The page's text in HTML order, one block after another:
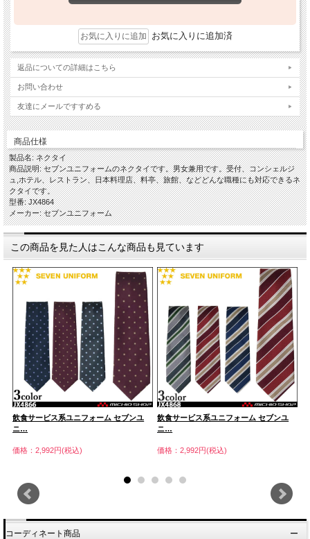
お気に入りに追加済
返品についての詳細はこちら
お問い合わせ
友達にメールですすめる
商品仕様
製品名: ネクタイ
商品説明: セブンユニフォームのネクタイです。男女兼用です。受付、コンシェルジ
ュ,ホテル、レストラン、日本料理店、料亭、旅館、などどんな職種にも対応できるネ
クタイです。
型番: JX4864
メーカー: セブンユニフォーム
この商品を見た人はこんな商品も見ています
飲食サービス系ユニフォーム セブンユ
ニ…
価格：2,992円(税込)
飲食サービス系ユニフォーム セブンユ
ニ…
価格：2,992円(税込)
コーディネート商品